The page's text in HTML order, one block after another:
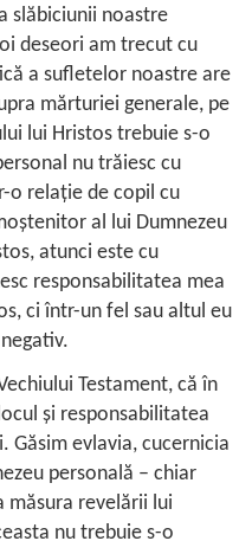
slăbiciunii noastre
deseori am trecut cu
a sufletelor noastre are
mărturiei generale, pe
lui Hristos trebuie s-o
nu trăiesc cu
o relaţie de copil cu
al lui Dumnezeu
atunci este cu
responsabilitatea mea
ci într-un fel sau altul eu
Testament, că în
şi responsabilitatea
Găsim evlavia, cucernicia
personală – chiar
măsura revelării lui
nu trebuie s-o